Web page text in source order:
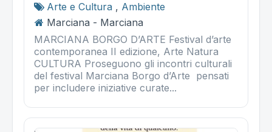
Arte e Cultura , Ambiente
Marciana - Marciana
MARCIANA BORGO D’ARTE Festival d’arte
contemporanea II edizione, Arte Natura
CULTURA Proseguono gli incontri culturali
del festival Marciana Borgo d’Arte pensati
per includere iniziative curate...